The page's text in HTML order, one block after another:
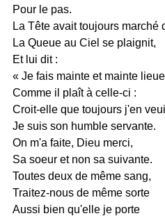
Pour le pas.
La Tête avait toujours marché
La Queue au Ciel se plaignit,
Et lui dit :
« Je fais mainte et mainte
Comme il plaît à celle-ci :
Croit-elle que toujours j'en
Je suis son humble servante.
On m'a faite, Dieu merci,
Sa soeur et non sa suivante.
Toutes deux de même sang,
Traitez-nous de même sorte
Aussi bien qu'elle je porte